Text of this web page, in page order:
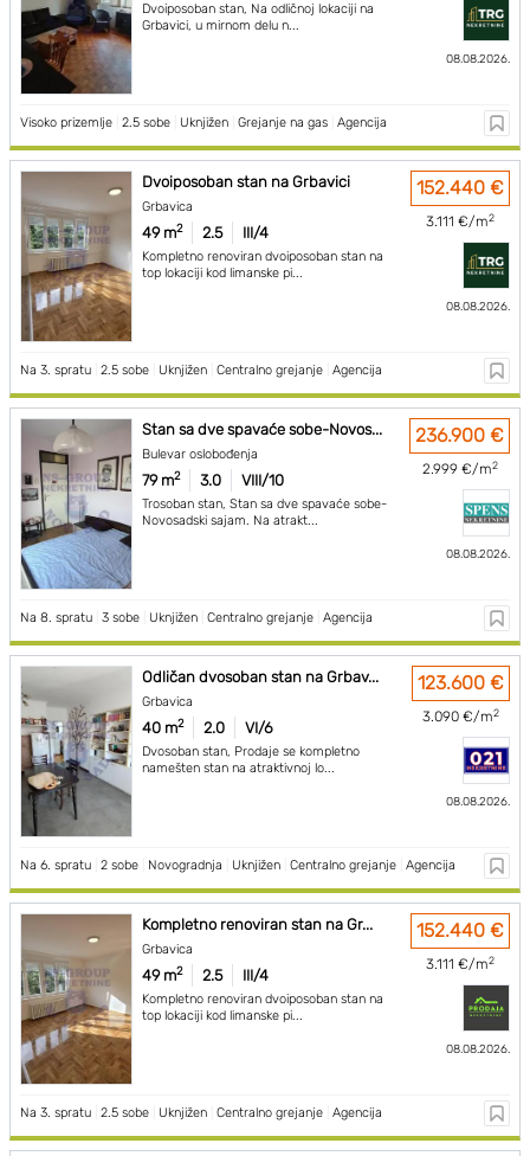
Dvoiposoban stan, Na odličnoj lokaciji na
Grbavici, u mirnom delu n...
08.08.2026.
Visoko prizemlje 2.5 sobe Uknjižen Grejanje na gas Agencija
Dvoiposoban stan na Grbavici
Grbavica
49 m2 2.5 III/4
Kompletno renoviran dvoiposoban stan na
top lokaciji kod limanske pi...
152.440 €
3.111 €/m2
08.08.2026.
Na 3. spratu 2.5 sobe Uknjižen Centralno grejanje Agencija
Stan sa dve spavaće sobe-Novos...
Bulevar oslobođenja
79 m2 3.0 VIII/10
Trosoban stan, Stan sa dve spavaće sobe-
Novosadski sajam. Na atrakt...
236.900 €
2.999 €/m2
08.08.2026.
Na 8. spratu 3 sobe Uknjižen Centralno grejanje Agencija
Odličan dvosoban stan na Grbav...
Grbavica
40 m2 2.0 VI/6
Dvosoban stan, Prodaje se kompletno
namešten stan na atraktivnoj lo...
123.600 €
3.090 €/m2
08.08.2026.
Na 6. spratu 2 sobe Novogradnja Uknjižen Centralno grejanje Agencija
Kompletno renoviran stan na Gr...
Grbavica
49 m2 2.5 III/4
Kompletno renoviran dvoiposoban stan na
top lokaciji kod limanske pi...
152.440 €
3.111 €/m2
08.08.2026.
Na 3. spratu 2.5 sobe Uknjižen Centralno grejanje Agencija